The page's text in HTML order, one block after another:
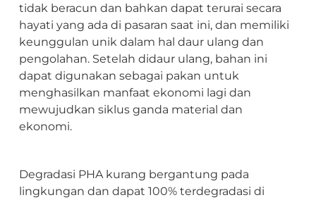
tidak beracun dan bahkan dapat terurai secara
hayati yang ada di pasaran saat ini, dan memiliki
keunggulan unik dalam hal daur ulang dan
pengolahan. Setelah didaur ulang, bahan ini
dapat digunakan sebagai pakan untuk
menghasilkan manfaat ekonomi lagi dan
mewujudkan siklus ganda material dan
ekonomi.
Degradasi PHA kurang bergantung pada
lingkungan dan dapat 100% terdegradasi di